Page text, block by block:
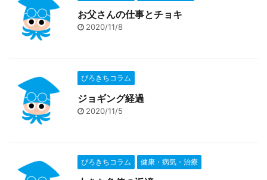
お父さんの仕事とチョキ
2020/11/8
ぴろきちコラム
ジョギング経過
2020/11/5
ぴろきちコラム 健康・病気・治療